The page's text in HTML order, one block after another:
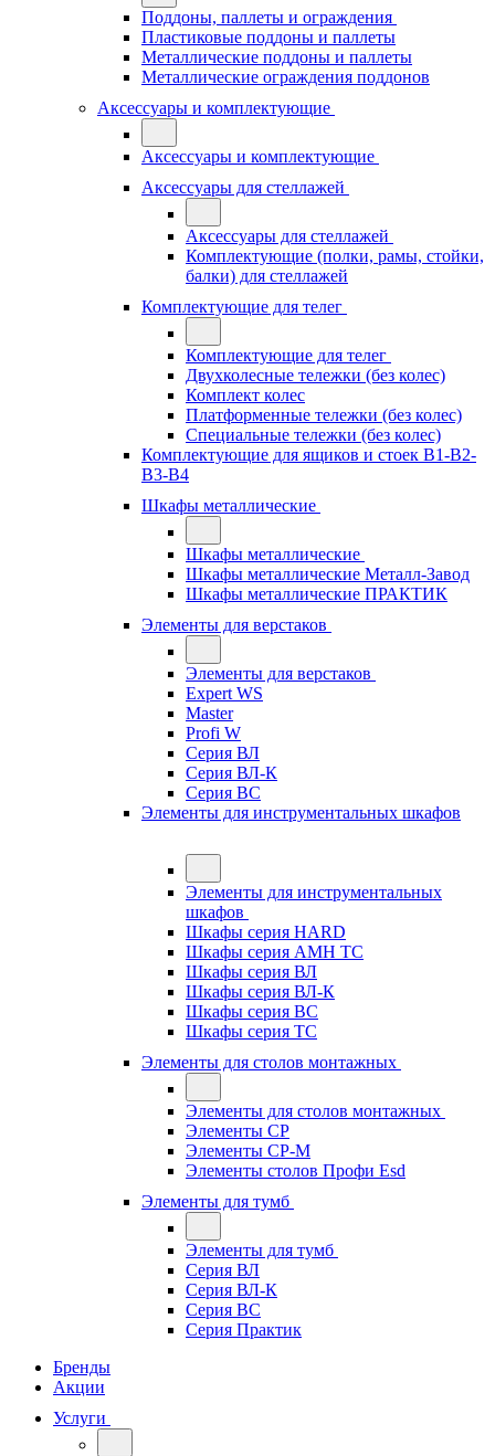
Поддоны, паллеты и ограждения
Пластиковые поддоны и паллеты
Металлические поддоны и паллеты
Металлические ограждения поддонов
Аксессуары и комплектующие
Аксессуары и комплектующие
Аксессуары для стеллажей
Аксессуары для стеллажей
Комплектующие (полки, рамы, стойки,
балки) для стеллажей
Комплектующие для телег
Комплектующие для телег
Двухколесные тележки (без колес)
Комплект колес
Платформенные тележки (без колес)
Специальные тележки (без колес)
Комплектующие для ящиков и стоек В1-В2-
В3-В4
Шкафы металлические
Шкафы металлические
Шкафы металлические Металл-Завод
Шкафы металлические ПРАКТИК
Элементы для верстаков
Элементы для верстаков
Expert WS
Master
Profi W
Серия ВЛ
Серия ВЛ-К
Серия ВС
Элементы для инструментальных шкафов
Элементы для инструментальных
шкафов
Шкафы серия HARD
Шкафы серия АМН ТС
Шкафы серия ВЛ
Шкафы серия ВЛ-К
Шкафы серия ВС
Шкафы серия ТС
Элементы для столов монтажных
Элементы для столов монтажных
Элементы СР
Элементы СР-М
Элементы столов Профи Esd
Элементы для тумб
Элементы для тумб
Серия ВЛ
Серия ВЛ-К
Серия ВС
Серия Практик
Бренды
Акции
Услуги